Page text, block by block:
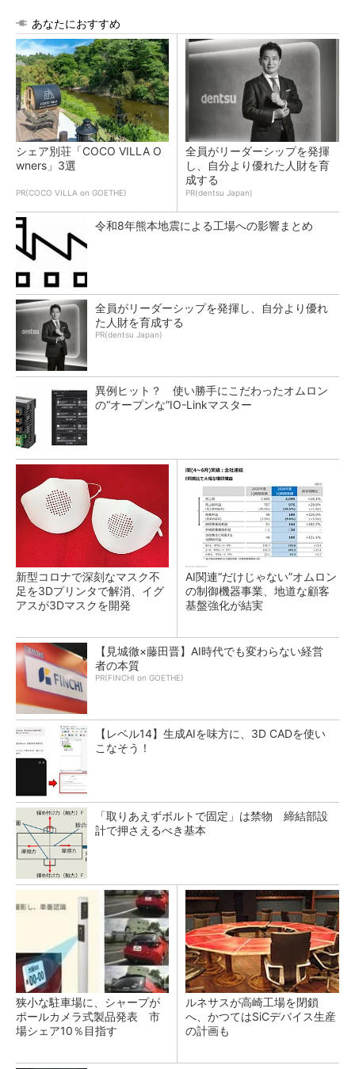
あなたにおすすめ
シェア別荘「COCO VILLA O
wners」3選
PR(COCO VILLA on GOETHE)
全員がリーダーシップを発揮
し、自分より優れた人財を育
成する
PR(dentsu Japan)
令和8年熊本地震による工場への影響まとめ
全員がリーダーシップを発揮し、自分より優れ
た人財を育成する
PR(dentsu Japan)
異例ヒット？ 使い勝手にこだわったオムロン
の“オープンな”IO-Linkマスター
新型コロナで深刻なマスク不
足を3Dプリンタで解消、イグ
アスが3Dマスクを開発
AI関連“だけじゃない”オムロン
の制御機器事業、地道な顧客
基盤強化が結実
【見城徹×藤田晋】AI時代でも変わらない経営
者の本質
PR(FINCHI on GOETHE)
【レベル14】生成AIを味方に、3D CADを使い
こなそう！
「取りあえずボルトで固定」は禁物 締結部設
計で押さえるべき基本
狭小な駐車場に、シャープが
ポールカメラ式製品発表 市
場シェア10％目指す
ルネサスが高崎工場を閉鎖
へ、かつてはSiCデバイス生産
の計画も